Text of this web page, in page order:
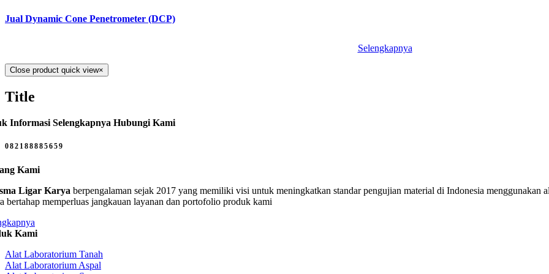
Jual Dynamic Cone Penetrometer (DCP)
Selengkapnya
Close product quick view×
Title
Informasi Selengkapnya Hubungi Kami
082188885659
Kami
Ligar Karya berpengalaman sejak 2017 yang memiliki visi untuk meningkatkan standar pengujian material di Indonesia
bertahap memperluas jangkauan layanan dan portofolio produk kami
Kami
Alat Laboratorium Tanah
Alat Laboratorium Aspal